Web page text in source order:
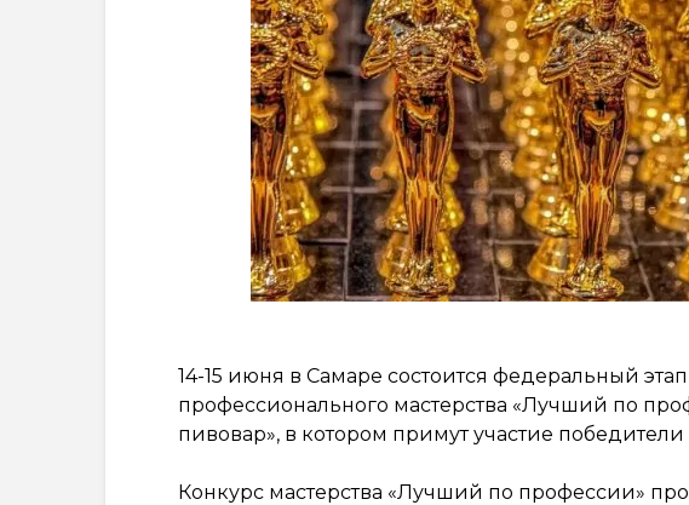
14-15 июня в Самаре состоится федеральный
профессионального мастерства «Лучший по
пивовар», в котором примут участие
Конкурс мастерства «Лучший по профессии»